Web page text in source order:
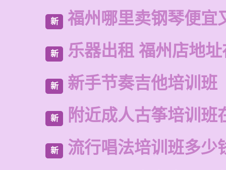
新 福州哪里卖钢琴便宜
新 乐器出租 福州店地
新 新手节奏吉他培训班
新 附近成人古筝培训班
新 流行唱法培训班多少